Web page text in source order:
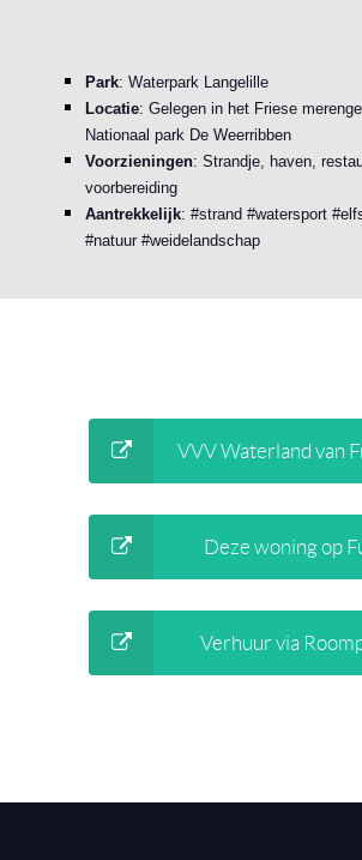
Park: Waterpark Langelille
Locatie: Gelegen in het Friese
Nationaal park De Weerribben
Voorzieningen: Strandje, haven,
voorbereiding
Aantrekkelijk: #strand #watersport
#natuur #weidelandschap
VVV Waterland van
Deze woning op
Verhuur via